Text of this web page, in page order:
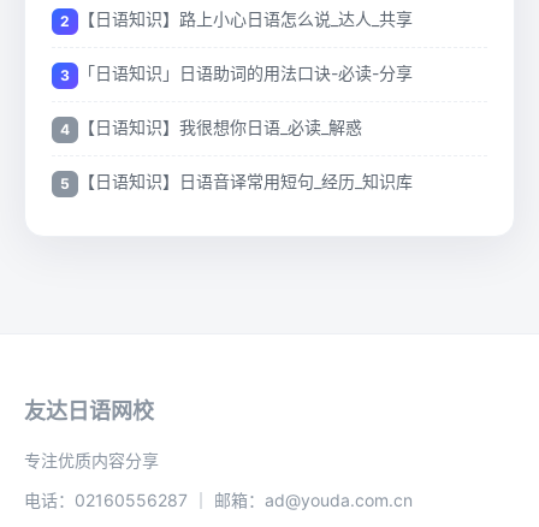
【日语知识】路上小心日语怎么说_达人_共享
「日语知识」日语助词的用法口诀-必读-分享
【日语知识】我很想你日语_必读_解惑
【日语知识】日语音译常用短句_经历_知识库
友达日语网校
专注优质内容分享
电话：02160556287 ｜ 邮箱：ad@youda.com.cn